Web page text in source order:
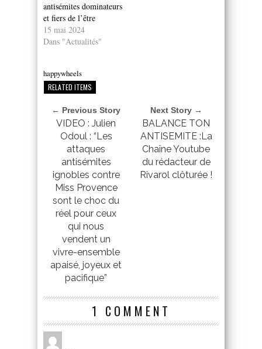
antisémites dominateurs
et fiers de l’être
15 mai 2024
Dans "Actualités"
happywheels
RELATED ITEMS
← Previous Story
VIDEO : Julien
Odoul : “Les
attaques
antisémites
ignobles contre
Miss Provence
sont le choc du
réel pour ceux
qui nous
vendent un
vivre-ensemble
apaisé, joyeux et
pacifique”
Next Story →
BALANCE TON
ANTISEMITE :La
Chaîne Youtube
du rédacteur de
Rivarol clôturée !
1 COMMENT